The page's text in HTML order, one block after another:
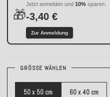
🎁
Jetzt anmelden und 10% sparen:
-3,40 €
Zur Anmeldung
GRÖSSE WÄHLEN
50 x 50 cm 60 x 40 cm